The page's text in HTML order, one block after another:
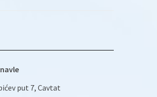
put 7, Cavtat